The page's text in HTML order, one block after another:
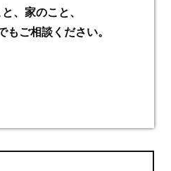
、家のこと、
もご相談ください。